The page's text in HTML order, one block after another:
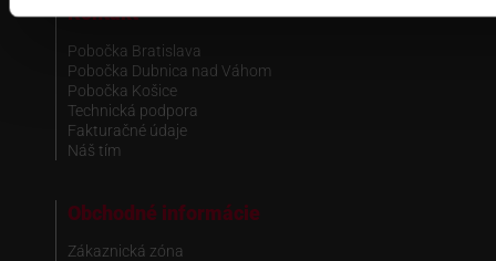
Kontakt
Pobočka Bratislava
Pobočka Dubnica nad Váhom
Pobočka Košice
Technická podpora
Fakturačné údaje
Náš tím
Obchodné informácie
Zákaznická zóna